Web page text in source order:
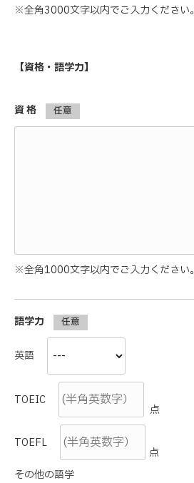
※全角3000文字以内でご入力ください。
【資格・語学力】
資 格 任意
※全角1000文字以内でご入力ください。
語学力 任意
英語
TOEIC
点
TOEFL
点
その他の語学